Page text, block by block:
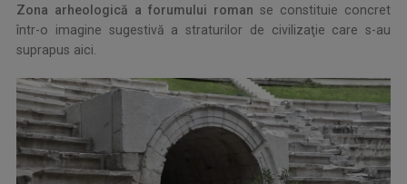
Zona arheologică a forumului roman se constituie concret
într-o imagine sugestivă a straturilor de civilizaţie care s-au
suprapus aici.